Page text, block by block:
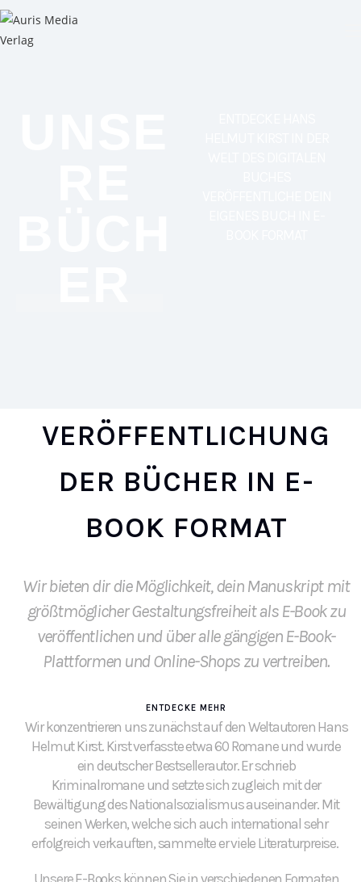
VERÖFFENTLICHUNG
DER BÜCHER IN E-
BOOK FORMAT
Wir bieten dir die Möglichkeit, dein Manuskript mit
größtmöglicher Gestaltungsfreiheit als E-Book zu
veröffentlichen und über alle gängigen E-Book-
Plattformen und Online-Shops zu vertreiben.
ENTDECKE MEHR
Wir konzentrieren uns zunächst auf den Weltautoren Hans
Helmut Kirst. Kirst verfasste etwa 60 Romane und wurde
ein deutscher Bestsellerautor. Er schrieb
Kriminalromane und setzte sich zugleich mit der
Bewältigung des Nationalsozialismus auseinander. Mit
seinen Werken, welche sich auch international sehr
erfolgreich verkauften, sammelte er viele Literaturpreise.